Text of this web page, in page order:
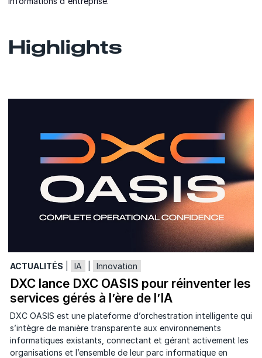
Highlights
ACTUALITÉS IA Innovation
DXC lance DXC OASIS pour réinventer les
services gérés à l’ère de l’IA
DXC OASIS est une plateforme d’orchestration intelligente qui
s’intègre de manière transparente aux environnements
informatiques existants, connectant et gérant activement les
organisations et l’ensemble de leur parc informatique en